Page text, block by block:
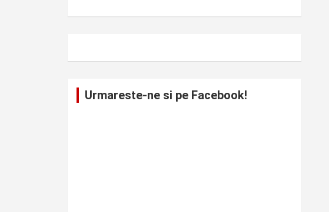
Urmareste-ne si pe Facebook!